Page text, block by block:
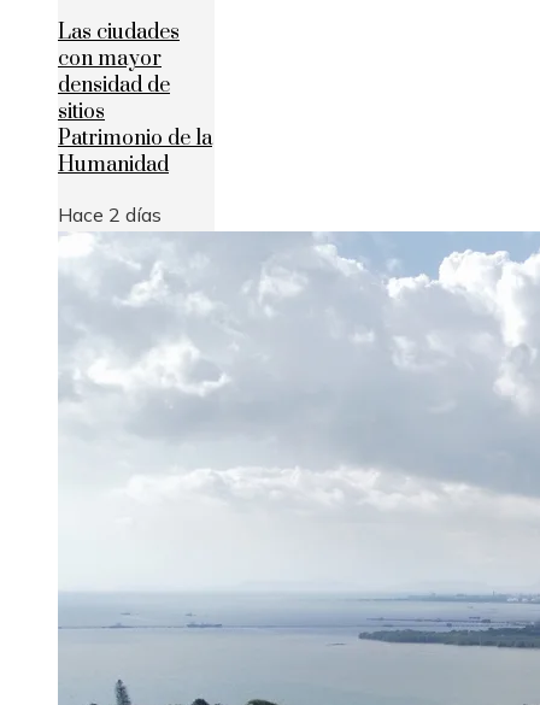
Las ciudades
con mayor
densidad de
sitios
Patrimonio de la
Humanidad
Hace 2 días